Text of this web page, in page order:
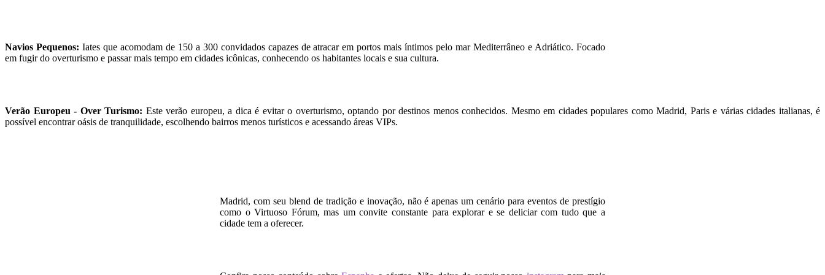
Navios Pequenos: Iates que acomodam de 150 a 300 convidados capazes de atracar em portos mais íntimos pelo mar Mediterrâneo e Adriático. Focado
em fugir do overturismo e passar mais tempo em cidades icônicas, conhecendo os habitantes locais e sua cultura.
Verão Europeu - Over Turismo: Este verão europeu, a dica é evitar o overturismo, optando por destinos menos conhecidos. Mesmo em cidades populares como Madrid, Paris e várias cidades italianas, é
possível encontrar oásis de tranquilidade, escolhendo bairros menos turísticos e acessando áreas VIPs.
Madrid, com seu blend de tradição e inovação, não é apenas um cenário para eventos de prestígio
como o Virtuoso Fórum, mas um convite constante para explorar e se deliciar com tudo que a
cidade tem a oferecer.